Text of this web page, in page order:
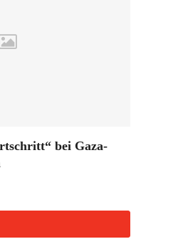
bei Gaza-